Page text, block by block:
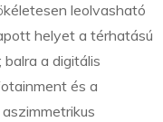
leolvasható
helyet a térhatású
a digitális
és a